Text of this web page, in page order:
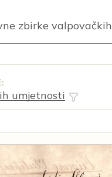
zbirke valpovačkih
umjetnosti